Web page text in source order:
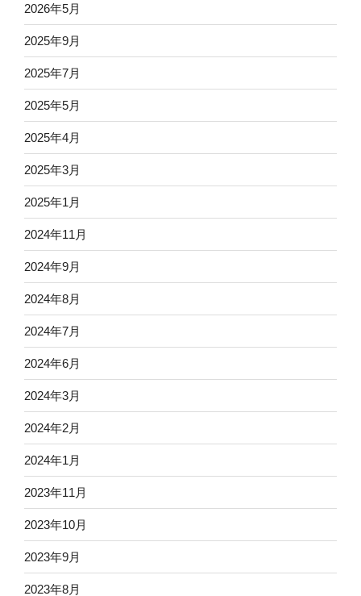
2026年5月
2025年9月
2025年7月
2025年5月
2025年4月
2025年3月
2025年1月
2024年11月
2024年9月
2024年8月
2024年7月
2024年6月
2024年3月
2024年2月
2024年1月
2023年11月
2023年10月
2023年9月
2023年8月